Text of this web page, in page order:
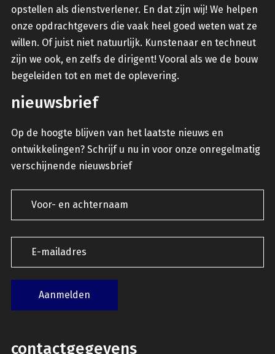
opstellen als dienstverlener. En dat zijn wij! We helpen
onze opdrachtgevers die vaak heel goed weten wat ze
willen. Of juist niet natuurlijk. Kunstenaar en techneut
zijn we ook, en zelfs de dirigent! Vooral als we de bouw
begeleiden tot en met de oplevering.
nieuwsbrief
Op de hoogte blijven van het laatste nieuws en
ontwikkelingen? Schrijf u nu in voor onze onregelmatig
verschijnende nieuwsbrief
contactgegevens